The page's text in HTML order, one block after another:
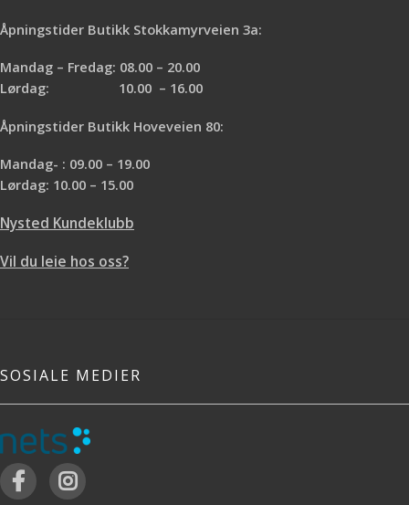
gramDrivstoff:Kvister, pinner,
etter en kjele til din Titan? Sjekk
ut
Solo Stove Pot 1800.
Åpningstider Butikk Stokkamyrveien 3a:
Mandag – Fredag: 08.00 – 20.00
Lørdag: 10.00 – 16.00
Åpningstider Butikk Hoveveien 80:
Mandag- : 09.00 – 19.00
Lørdag: 10.00 – 15.00
Nysted Kundeklubb
Vil du leie hos oss?
SOSIALE MEDIER